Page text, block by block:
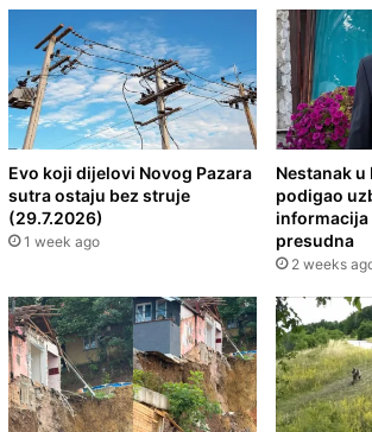
Evo koji dijelovi Novog Pazara
sutra ostaju bez struje
(29.7.2026)
1 week ago
Nestanak u
podigao
informacija
presudna
2 weeks